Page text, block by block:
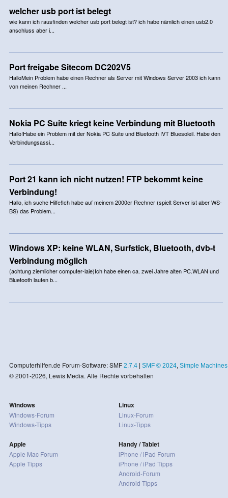
welcher usb port ist belegt
wie kann ich rausfinden welcher usb port belegt ist? ich habe nämlich einen usb2.0
anschluss aber i...
Port freigabe Sitecom DC202V5
HalloMein Problem habe einen Rechner als Server mit Windows Server 2003 ich kann
von meinen Rechner ...
Nokia PC Suite kriegt keine Verbindung mit Bluetooth
Hallo!Habe ein Problem mit der Nokia PC Suite und Bluetooth IVT Bluesoleil. Habe den
Verbindungsassi...
Port 21 kann ich nicht nutzen! FTP bekommt keine
Verbindung!
Hallo, ich suche Hilfe!Ich habe auf meinem 2000er Rechner (spielt Server ist aber WS-
BS) das Problem...
Windows XP: keine WLAN, Surfstick, Bluetooth, dvb-t
Verbindung möglich
(achtung ziemlicher computer-laie)Ich habe einen ca. zwei Jahre alten PC.WLAN und
Bluetooth laufen b...
Computerhilfen.de Forum-Software: SMF 2.7.4| SMF © 2024, Simple Machines
© 2001-2026, Lewis Media. Alle Rechte vorbehalten
Windows
Windows-Forum
Windows-Tipps
Apple
Apple Mac Forum
Apple Tipps
Linux
Linux-Forum
Linux-Tipps
Handy / Tablet
iPhone / iPad Forum
iPhone / iPad Tipps
Android-Forum
Android-Tipps